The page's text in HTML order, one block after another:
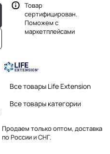
Товар
сертифицирован.
Поможем с
маркетплейсами
Все товары Life Extension
Все товары категории
Продаем только оптом, доставка
по России и СНГ.